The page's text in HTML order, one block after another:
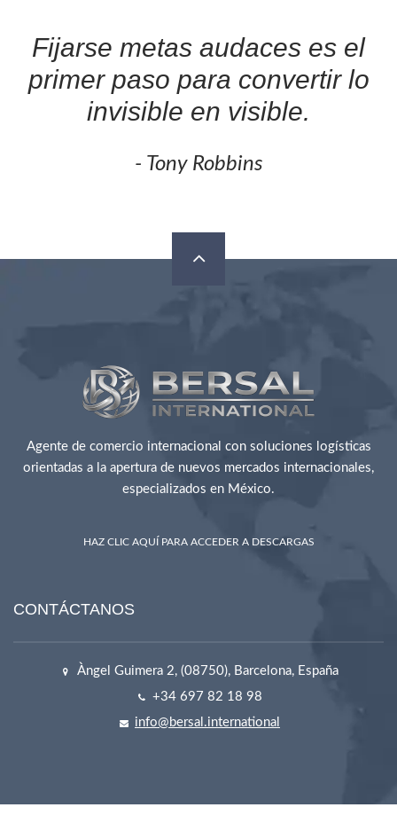
Fijarse metas audaces es el
primer paso para convertir lo
invisible en visible.
- Tony Robbins
Agente de comercio internacional con soluciones logísticas
orientadas a la apertura de nuevos mercados internacionales,
especializados en México.
HAZ CLIC AQUÍ PARA ACCEDER A DESCARGAS
CONTÁCTANOS
Àngel Guimera 2, (08750), Barcelona, España
+34 697 82 18 98
info@bersal.international